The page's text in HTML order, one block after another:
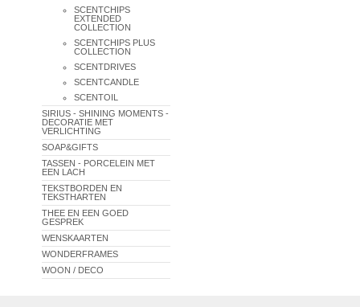
SCENTCHIPS
EXTENDED
COLLECTION
SCENTCHIPS PLUS
COLLECTION
SCENTDRIVES
SCENTCANDLE
SCENTOIL
SIRIUS - SHINING MOMENTS -
DECORATIE MET
VERLICHTING
SOAP&GIFTS
TASSEN - PORCELEIN MET
EEN LACH
TEKSTBORDEN EN
TEKSTHARTEN
THEE EN EEN GOED
GESPREK
WENSKAARTEN
WONDERFRAMES
WOON / DECO